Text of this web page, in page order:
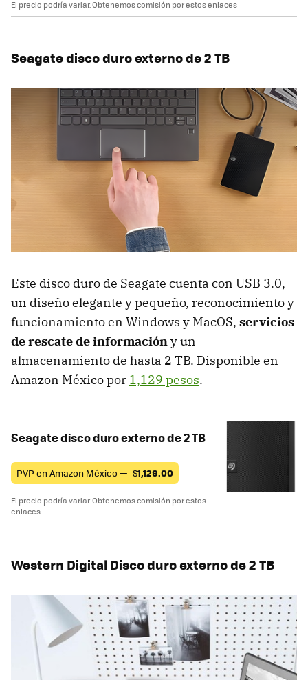
El precio podría variar. Obtenemos comisión por estos enlaces
Seagate disco duro externo de 2 TB
Este disco duro de Seagate cuenta con USB 3.0,
un diseño elegante y pequeño, reconocimiento y
funcionamiento en Windows y MacOS, servicios
de rescate de informacióny un
almacenamiento de hasta 2 TB. Disponible en
Amazon México por 1,129 pesos.
Seagate disco duro externo de 2 TB
PVP en Amazon México — $1,129.00
El precio podría variar. Obtenemos comisión por estos
enlaces
Western Digital Disco duro externo de 2 TB